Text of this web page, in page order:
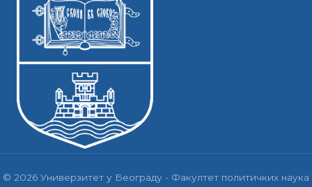
© 2026 Универзитет у Београду - Факултет политичких наука